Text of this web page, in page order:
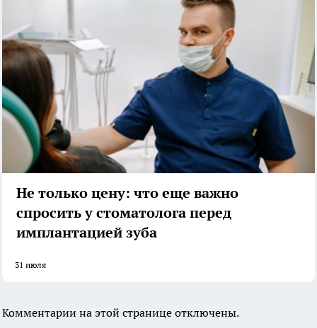
Не только цену: что еще важно
спросить у стоматолога перед
имплантацией зуба
31 июля
Комментарии на этой странице отключены.